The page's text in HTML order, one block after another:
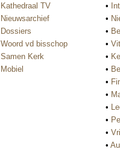
Kathedraal TV
Nieuwsarchief
Dossiers
Woord vd bisschop
Samen Kerk
Mobiel
•
•
•
•
•
•
•
•
•
•
•
•